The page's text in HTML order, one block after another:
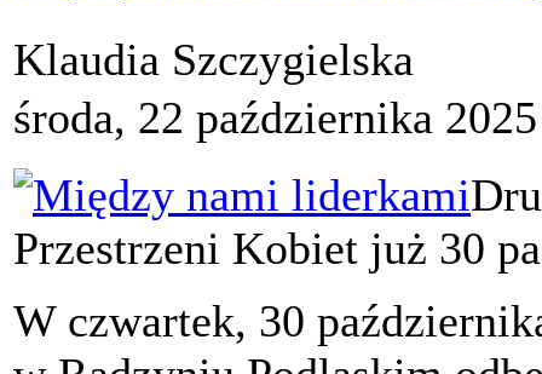
Klaudia Szczygielska
środa, 22 października
Przestrzeni Kobiet już 30
W czwartek, 30